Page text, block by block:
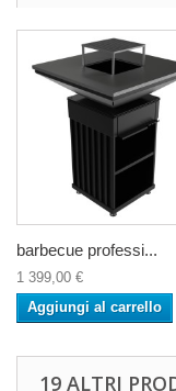
barbecue professi...
1 399,00 €
Aggiungi al carrello
19 ALTRI